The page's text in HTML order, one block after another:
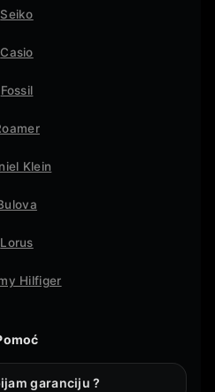
Seiko
Casio
Fossil
Klein
Lorus
Hilfiger
garanciju ?